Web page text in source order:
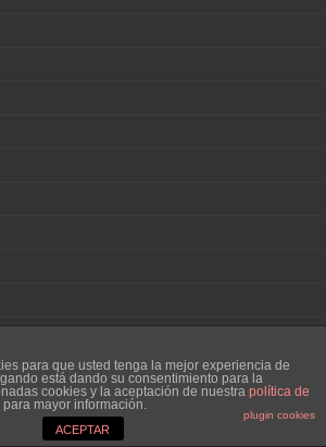
para que usted tenga la mejor experiencia de
está dando su consentimiento para la
cookies y la aceptación de nuestra política de
mayor información.
plugin cookies
ACEPTAR